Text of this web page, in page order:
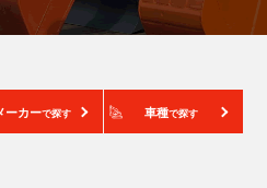
ーカーで探す 車種で探す